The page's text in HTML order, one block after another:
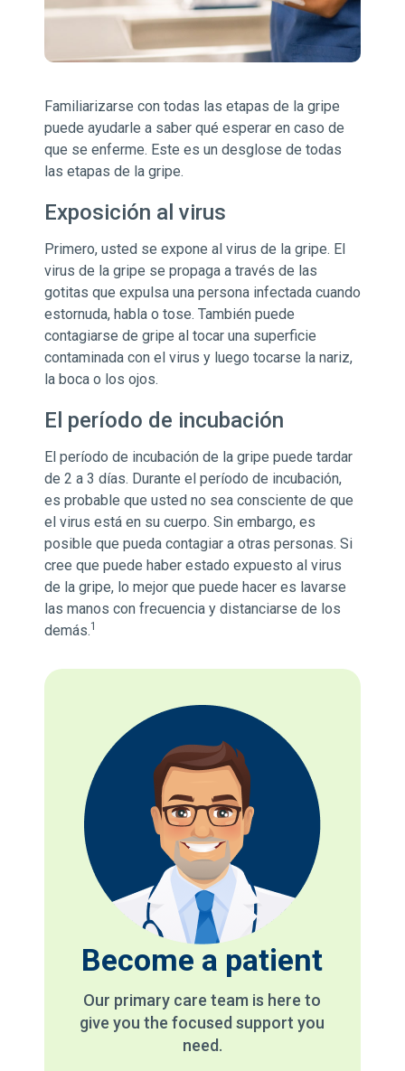
Familiarizarse con todas las etapas de la gripe
puede ayudarle a saber qué esperar en caso de
que se enferme. Este es un desglose de todas
las etapas de la gripe.
Exposición al virus
Primero, usted se expone al virus de la gripe. El
virus de la gripe se propaga a través de las
gotitas que expulsa una persona infectada cuando
estornuda, habla o tose. También puede
contagiarse de gripe al tocar una superficie
contaminada con el virus y luego tocarse la nariz,
la boca o los ojos.
El período de incubación
El período de incubación de la gripe puede tardar
de 2 a 3 días. Durante el período de incubación,
es probable que usted no sea consciente de que
el virus está en su cuerpo. Sin embargo, es
posible que pueda contagiar a otras personas. Si
cree que puede haber estado expuesto al virus
de la gripe, lo mejor que puede hacer es lavarse
las manos con frecuencia y distanciarse de los
demás.1
Become a patient
Our primary care team is here to
give you the focused support you
need.